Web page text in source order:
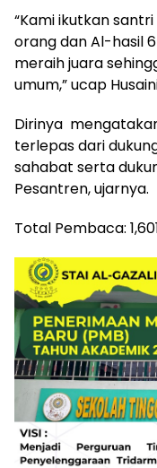
“Kami ikutkan
orang dan Al-hasil
meraih juara
umum,” ucap
Dirinya
terlepas dari
sahabat serta
Pesantren, ujarnya.
Total Pembaca: